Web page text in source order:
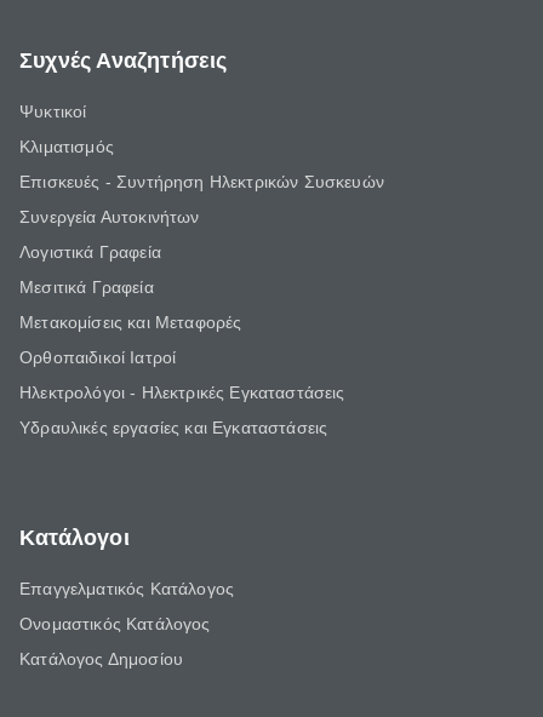
Συχνές Αναζητήσεις
Ψυκτικοί
Κλιματισμός
Επισκευές - Συντήρηση Ηλεκτρικών Συσκευών
Συνεργεία Αυτοκινήτων
Λογιστικά Γραφεία
Μεσιτικά Γραφεία
Μετακομίσεις και Μεταφορές
Ορθοπαιδικοί Ιατροί
Ηλεκτρολόγοι - Ηλεκτρικές Εγκαταστάσεις
Υδραυλικές εργασίες και Εγκαταστάσεις
Κατάλογοι
Επαγγελματικός Κατάλογος
Ονομαστικός Κατάλογος
Κατάλογος Δημοσίου